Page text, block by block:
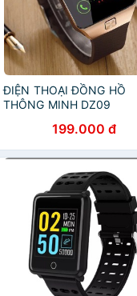
ĐIỆN THOẠI ĐỒNG HỒ
THÔNG MINH DZ09
199.000 đ